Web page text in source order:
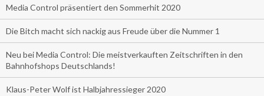
Media Control präsentiert den Sommerhit 2020
Die Bitch macht sich nackig aus Freude über die Nummer 1
Neu bei Media Control: Die meistverkauften Zeitschriften in den
Bahnhofshops Deutschlands!
Klaus-Peter Wolf ist Halbjahressieger 2020